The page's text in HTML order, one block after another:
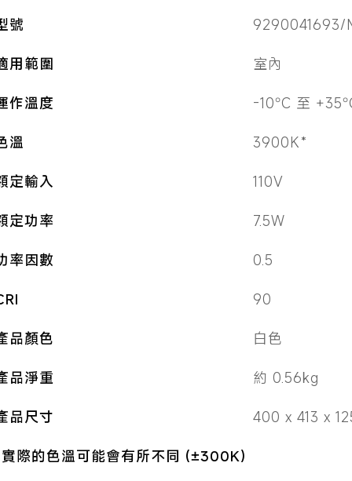
號 9290041693/
用範圍 室內
作溫度 -10°C 至
溫 3900K*
定輸入 110V
定功率 7.5W
率因數 0.5
90
品顏色 白色
品淨重 約 0.56kg
品尺寸 400 x 413 x
際的色溫可能會有所不同 (±300K)